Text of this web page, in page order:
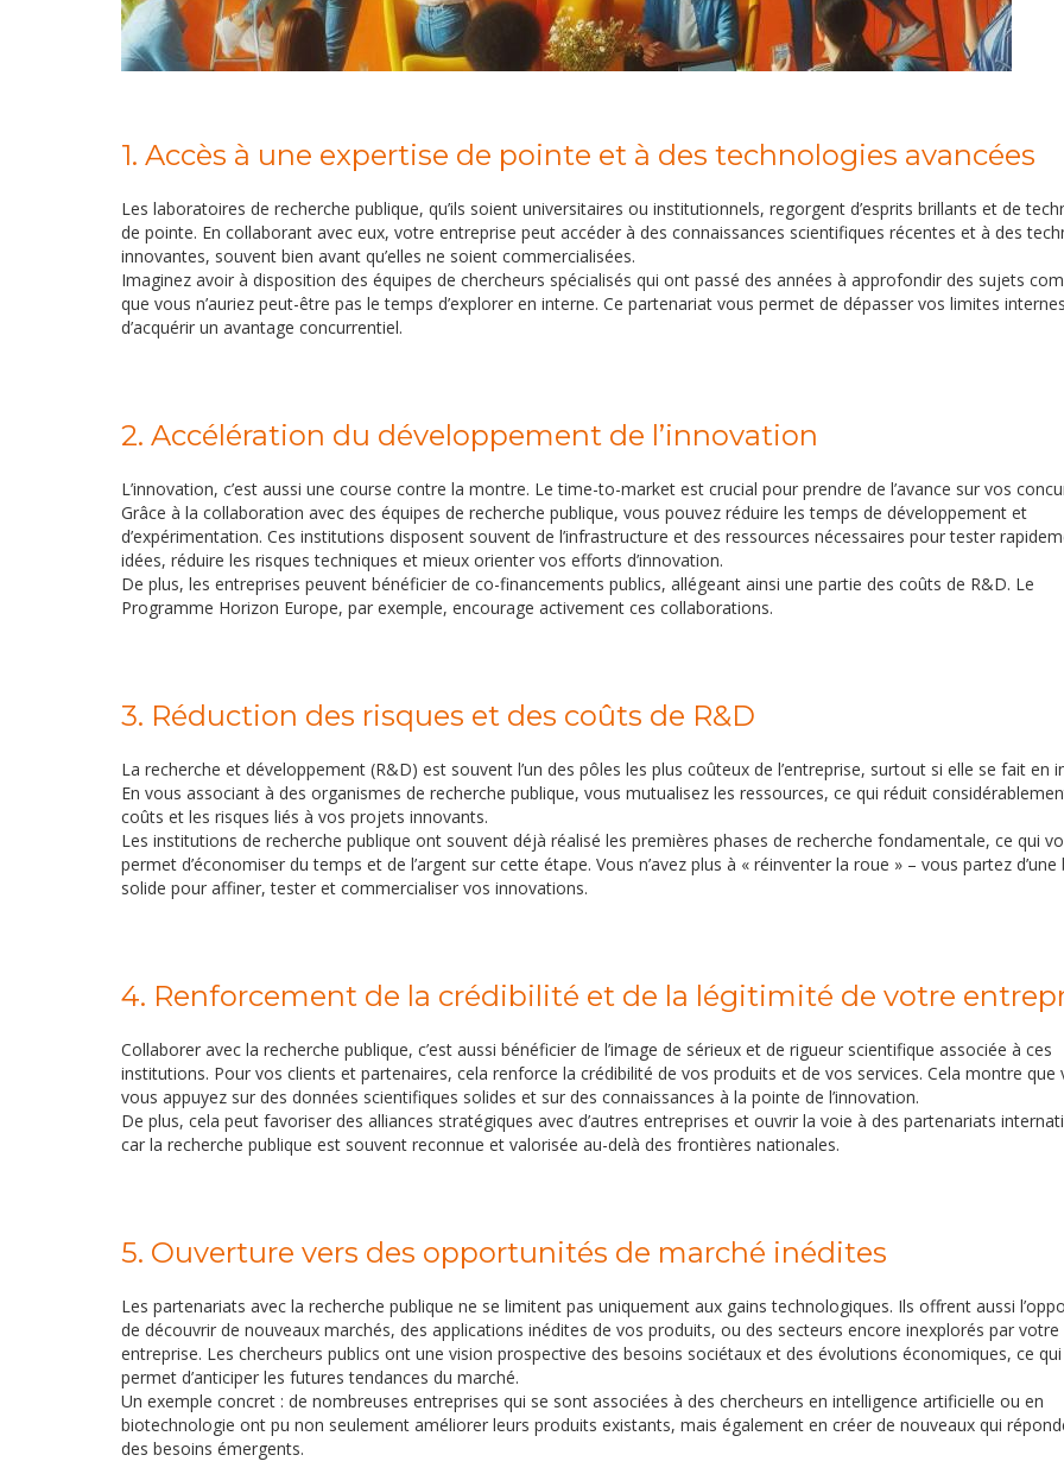
1. Accès à une expertise de pointe et à des technologies avancées
Les laboratoires de recherche publique, qu’ils soient universitaires ou institutionnels, regorgent d’esprits brillants et de
de pointe. En collaborant avec eux, votre entreprise peut accéder à des connaissances scientifiques récentes et à des
innovantes, souvent bien avant qu’elles ne soient commercialisées.
Imaginez avoir à disposition des équipes de chercheurs spécialisés qui ont passé des années à approfondir des sujets
que vous n’auriez peut-être pas le temps d’explorer en interne. Ce partenariat vous permet de dépasser vos limites
d’acquérir un avantage concurrentiel.
2. Accélération du développement de l’innovation
L’innovation, c’est aussi une course contre la montre. Le time-to-market est crucial pour prendre de l’avance sur vos
Grâce à la collaboration avec des équipes de recherche publique, vous pouvez réduire les temps de développement et
d’expérimentation. Ces institutions disposent souvent de l’infrastructure et des ressources nécessaires pour tester
idées, réduire les risques techniques et mieux orienter vos efforts d’innovation.
De plus, les entreprises peuvent bénéficier de co-financements publics, allégeant ainsi une partie des coûts de R&D. Le
Programme Horizon Europe, par exemple, encourage activement ces collaborations.
3. Réduction des risques et des coûts de R&D
La recherche et développement (R&D) est souvent l’un des pôles les plus coûteux de l’entreprise, surtout si elle se fait en
En vous associant à des organismes de recherche publique, vous mutualisez les ressources, ce qui réduit
coûts et les risques liés à vos projets innovants.
Les institutions de recherche publique ont souvent déjà réalisé les premières phases de recherche fondamentale, ce qui
permet d’économiser du temps et de l’argent sur cette étape. Vous n’avez plus à « réinventer la roue » – vous partez d’une
solide pour affiner, tester et commercialiser vos innovations.
4. Renforcement de la crédibilité et de la légitimité de votre
Collaborer avec la recherche publique, c’est aussi bénéficier de l’image de sérieux et de rigueur scientifique associée à ces
institutions. Pour vos clients et partenaires, cela renforce la crédibilité de vos produits et de vos services. Cela montre que
vous appuyez sur des données scientifiques solides et sur des connaissances à la pointe de l’innovation.
De plus, cela peut favoriser des alliances stratégiques avec d’autres entreprises et ouvrir la voie à des partenariats
car la recherche publique est souvent reconnue et valorisée au-delà des frontières nationales.
5. Ouverture vers des opportunités de marché inédites
Les partenariats avec la recherche publique ne se limitent pas uniquement aux gains technologiques. Ils offrent aussi
de découvrir de nouveaux marchés, des applications inédites de vos produits, ou des secteurs encore inexplorés par votre
entreprise. Les chercheurs publics ont une vision prospective des besoins sociétaux et des évolutions économiques, ce
permet d’anticiper les futures tendances du marché.
Un exemple concret : de nombreuses entreprises qui se sont associées à des chercheurs en intelligence artificielle ou en
biotechnologie ont pu non seulement améliorer leurs produits existants, mais également en créer de nouveaux qui
des besoins émergents.